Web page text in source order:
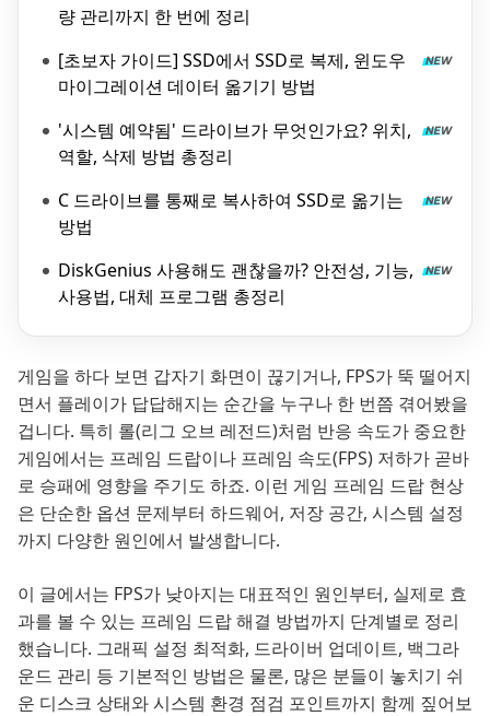
량 관리까지 한 번에 정리
[초보자 가이드] SSD에서 SSD로 복제, 윈도우
마이그레이션 데이터 옮기기 방법
'시스템 예약됨' 드라이브가 무엇인가요? 위치,
역할, 삭제 방법 총정리
C 드라이브를 통째로 복사하여 SSD로 옮기는
방법
DiskGenius 사용해도 괜찮을까? 안전성, 기능,
사용법, 대체 프로그램 총정리
게임을 하다 보면 갑자기 화면이 끊기거나, FPS가 뚝 떨어지
면서 플레이가 답답해지는 순간을 누구나 한 번쯤 겪어봤을
겁니다. 특히 롤(리그 오브 레전드)처럼 반응 속도가 중요한
게임에서는 프레임 드랍이나 프레임 속도(FPS) 저하가 곧바
로 승패에 영향을 주기도 하죠. 이런 게임 프레임 드랍 현상
은 단순한 옵션 문제부터 하드웨어, 저장 공간, 시스템 설정
까지 다양한 원인에서 발생합니다.
이 글에서는 FPS가 낮아지는 대표적인 원인부터, 실제로 효
과를 볼 수 있는 프레임 드랍 해결 방법까지 단계별로 정리
했습니다. 그래픽 설정 최적화, 드라이버 업데이트, 백그라
운드 관리 등 기본적인 방법은 물론, 많은 분들이 놓치기 쉬
운 디스크 상태와 시스템 환경 점검 포인트까지 함께 짚어보